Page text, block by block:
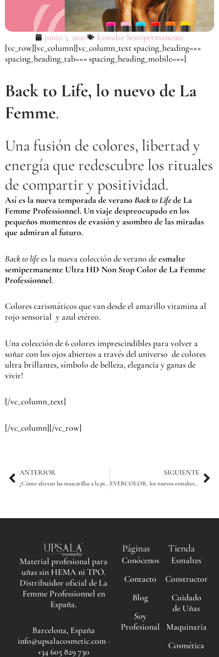
junio 3, 2020
Esmalte Semipermanente
[vc_row][vc_column][vc_column_text spacing_heading=»»
spacing_heading_tab=»» spacing_heading_mobile=»»]
Back to Life, lo nuevo de La
Femme.
Una fusión de colores, libertad y
energía que redescubre los rituales
de compartir y positividad.
Así es la nueva temporada de veranoBack to Lifede La
Femme Professionnel. Un viaje despreocupado en los
pequeños momentos de evasión y asombro de las miradas
que admiran al futuro.
Back to lifees la nueva colección de verano deesmalte
semipermanente Ultra HD Non Stop Color de La Femme
Professionnel.
Colores carismáticos que van desde el amarillo vitamina al
rojo sensorial y azul etéreo.
Una colección de 6 colores imprescindibles para volver a
soñar con los ojos abiertos a través del universo de colores
ultra brillantes, símbolo de belleza, elegancia y ganas de
vivir!
[/vc_column_text]
[/vc_column][/vc_row]
AntANTERIOR
¿Cómo afectan las mascarillas a la piel?
SIGUIENTE
EVERCOLOR: los nuevos esmaltes de La Femme Professionnel.
Material profesional para
uñas sin HEMA ni TPO.
Distribuidor oficial de La
Femme Professionnel en
España.
Barcelona, España
info@upsalacosmetic.com ·
+34 605 829 730
Páginas
Conócenos
Contacto
Blog
Soy
Profesional
Tienda
Esmaltes
Constructor
Cuidado
de Uñas
Maquinaria
Cosmética